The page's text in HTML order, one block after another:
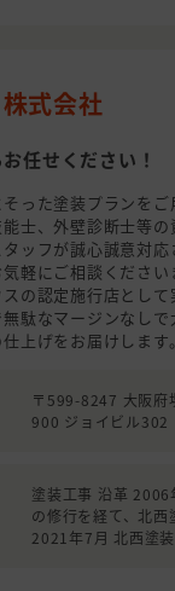
式会社
任せください！
った塗装プランをご
士、外壁診断士等の
ッフが誠心誠意対応
軽にご相談ください
の認定施行店として
駄なマージンなしで
上げをお届けします。
〒599-8247 大阪府
900 ジョイビル302
塗装工事 沿革 2006
の修行を経て、北西
2021年7月 北西塗